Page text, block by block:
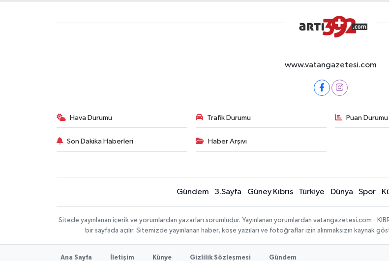
www.vatangazetesi.com
Hava Durumu Trafik Durumu Puan
Son Dakika Haberleri Haber Arşivi
Gündem 3.Sayfa Güney Kıbrıs Türkiye Dünya Spor
Sitede yayınlanan içerik ve yorumlardan yazarları sorumludur. Yayınlanan yorumlardan vatangazetesi.com -
bir sayfada açılır. Sitemizde yayınlanan haber, köşe yazıları ve fotoğraflar izin alınmaksızın kaynak
Ana Sayfa İletişim Künye Gizlilik Sözleşmesi Gündem